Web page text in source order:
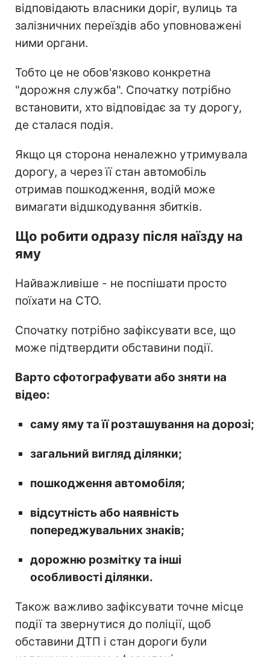
відповідають власники доріг, вулиць та
залізничних переїздів або уповноважені
ними органи.
Тобто це не обов'язково конкретна
"дорожня служба". Спочатку потрібно
встановити, хто відповідає за ту дорогу,
де сталася подія.
Якщо ця сторона неналежно утримувала
дорогу, а через її стан автомобіль
отримав пошкодження, водій може
вимагати відшкодування збитків.
Що робити одразу після наїзду на
яму
Найважливіше - не поспішати просто
поїхати на СТО.
Спочатку потрібно зафіксувати все, що
може підтвердити обставини події.
Варто сфотографувати або зняти на
відео:
саму яму та її розташування на дорозі;
загальний вигляд ділянки;
пошкодження автомобіля;
відсутність або наявність
попереджувальних знаків;
дорожню розмітку та інші
особливості ділянки.
Також важливо зафіксувати точне місце
події та звернутися до поліції, щоб
обставини ДТП і стан дороги були